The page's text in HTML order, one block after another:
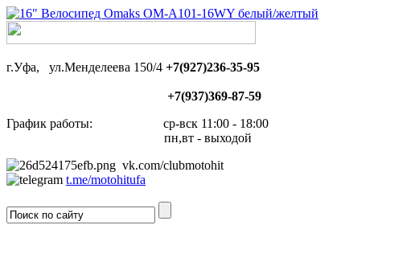
г.Уфа, ул.Менделеева 150/4 +7(927)236-35-95
+7(937)369-87-59
График работы: ср-вск 11:00 - 18:00
пн,вт - выходой
vk.com/clubmotohit
t.me/motohitufa